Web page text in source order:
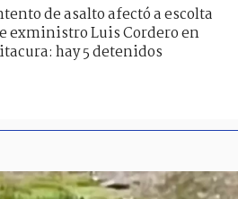
de asalto afectó a escolta
exministro Luis Cordero en
hay 5 detenidos